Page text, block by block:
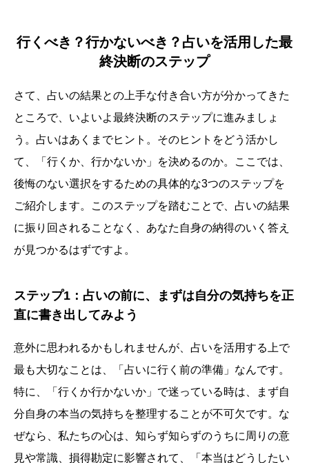
行くべき？行かないべき？占いを活用した最
終決断のステップ
さて、占いの結果との上手な付き合い方が分かってきた
ところで、いよいよ最終決断のステップに進みましょ
う。占いはあくまでヒント。そのヒントをどう活かし
て、「行くか、行かないか」を決めるのか。ここでは、
後悔のない選択をするための具体的な3つのステップを
ご紹介します。このステップを踏むことで、占いの結果
に振り回されることなく、あなた自身の納得のいく答え
が見つかるはずですよ。
ステップ1：占いの前に、まずは自分の気持ちを正
直に書き出してみよう
意外に思われるかもしれませんが、占いを活用する上で
最も大切なことは、「占いに行く前の準備」なんです。
特に、「行くか行かないか」で迷っている時は、まず自
分自身の本当の気持ちを整理することが不可欠です。な
ぜなら、私たちの心は、知らず知らずのうちに周りの意
見や常識、損得勘定に影響されて、「本当はどうしたい
誕生日ランキング 金運神社 金運財布 姓名判断